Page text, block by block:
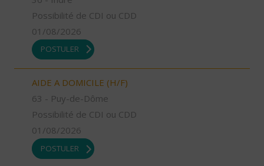
Possibilité de CDI ou CDD
01/08/2026
POSTULER
AIDE A DOMICILE (H/F)
63 - Puy-de-Dôme
Possibilité de CDI ou CDD
01/08/2026
POSTULER